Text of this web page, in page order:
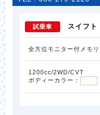
試乗車 スイフ
全方位モニター付メモ
1200cc/2WD/CVT
ボディーカラー：